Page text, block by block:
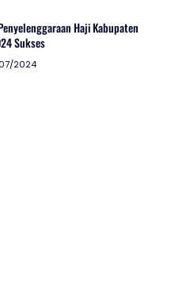
Haji Kabupaten
Sukses
2024